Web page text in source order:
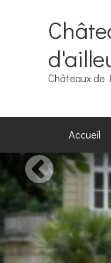
Châteaux de
Accueil